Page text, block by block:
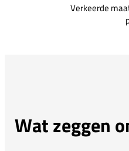
Verkeerde
Wat zeggen